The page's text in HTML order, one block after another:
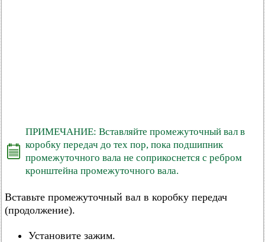
ПРИМЕЧАНИЕ: Вставляйте промежуточный вал в
коробку передач до тех пор, пока подшипник
промежуточного вала не соприкоснется с ребром
кронштейна промежуточного вала.
Вставьте промежуточный вал в коробку передач
(продолжение).
Установите зажим.